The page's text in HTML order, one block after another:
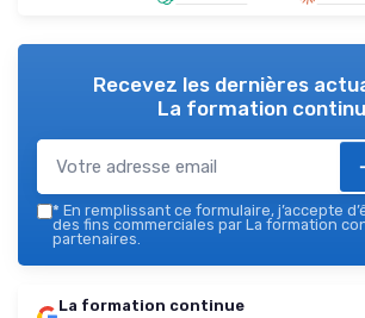
Recevez les dernières
La formation
* En remplissant ce formulaire, j’accepte
des fins commerciales par La formation
partenaires.
La formation continue